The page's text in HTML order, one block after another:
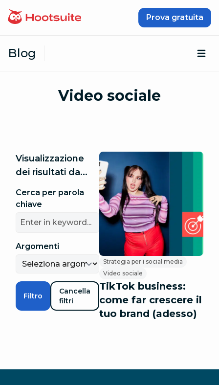
Prova gratuita
Blog
Video sociale
Visualizzazione
dei risultati da...
Cerca per parola
chiave
Argomenti
Filtro
Cancella
filtri
Strategia per i social media
Video sociale
TikTok business:
come far crescere il
tuo brand (adesso)